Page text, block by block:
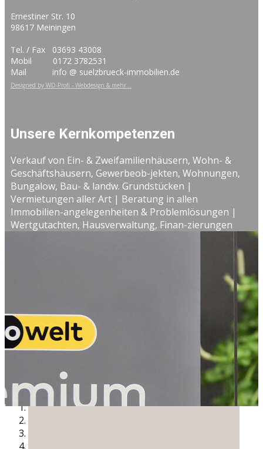
Ernestiner Str. 10
98617 Meiningen
Tel. / Fax 03693 43008
Mobil 0172 3782531
Mail info @ suelzbrueck-immobilien.de
Designed by WD-Profi - Webdesign & mehr...
Unsere Kernkompetenzen
Verkauf von Ein- & Zweifamilienhäusern, Wohn- &
Geschäftshäusern, Gewerbeob-jekten, Wohnungen,
Bungalow, Bau- & landw. Grundstücken |
Vermietungen aller Art | Beratung in allen
Immobilien-angelegenheiten & Problemlösungen |
Wertgutachten, Hausverwaltung, Finan-zierungen